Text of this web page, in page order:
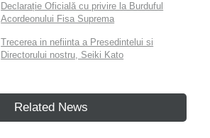
Declarație Oficială cu privire la Burduful
Acordeonului Fisa Suprema
Trecerea in nefiinta a Presedintelui si
Directorului nostru, Seiki Kato
Related News